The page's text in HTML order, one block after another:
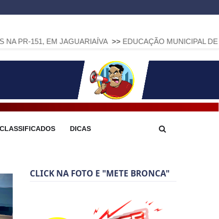
JAGUARIAÍVA >> EDUCAÇÃO MUNICIPAL DE ARAPOTI
CLASSIFICADOS DICAS
CLICK NA FOTO E "METE BRONCA"